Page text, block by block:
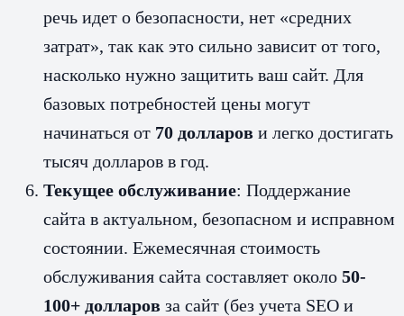
речь идет о безопасности, нет «средних
затрат», так как это сильно зависит от того,
насколько нужно защитить ваш сайт. Для
базовых потребностей цены могут
начинаться от 70 долларов и легко достигать
тысяч долларов в год.
Текущее обслуживание: Поддержание
сайта в актуальном, безопасном и исправном
состоянии. Ежемесячная стоимость
обслуживания сайта составляет около 50-
100+ долларов за сайт (без учета SEO и